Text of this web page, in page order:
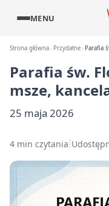
MENU
Strona główna Przydatne Parafia
Parafia św.
msze,
25 maja 2026
4 min czytania